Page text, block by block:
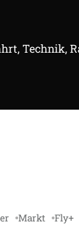
Technik,
Markt Fly+